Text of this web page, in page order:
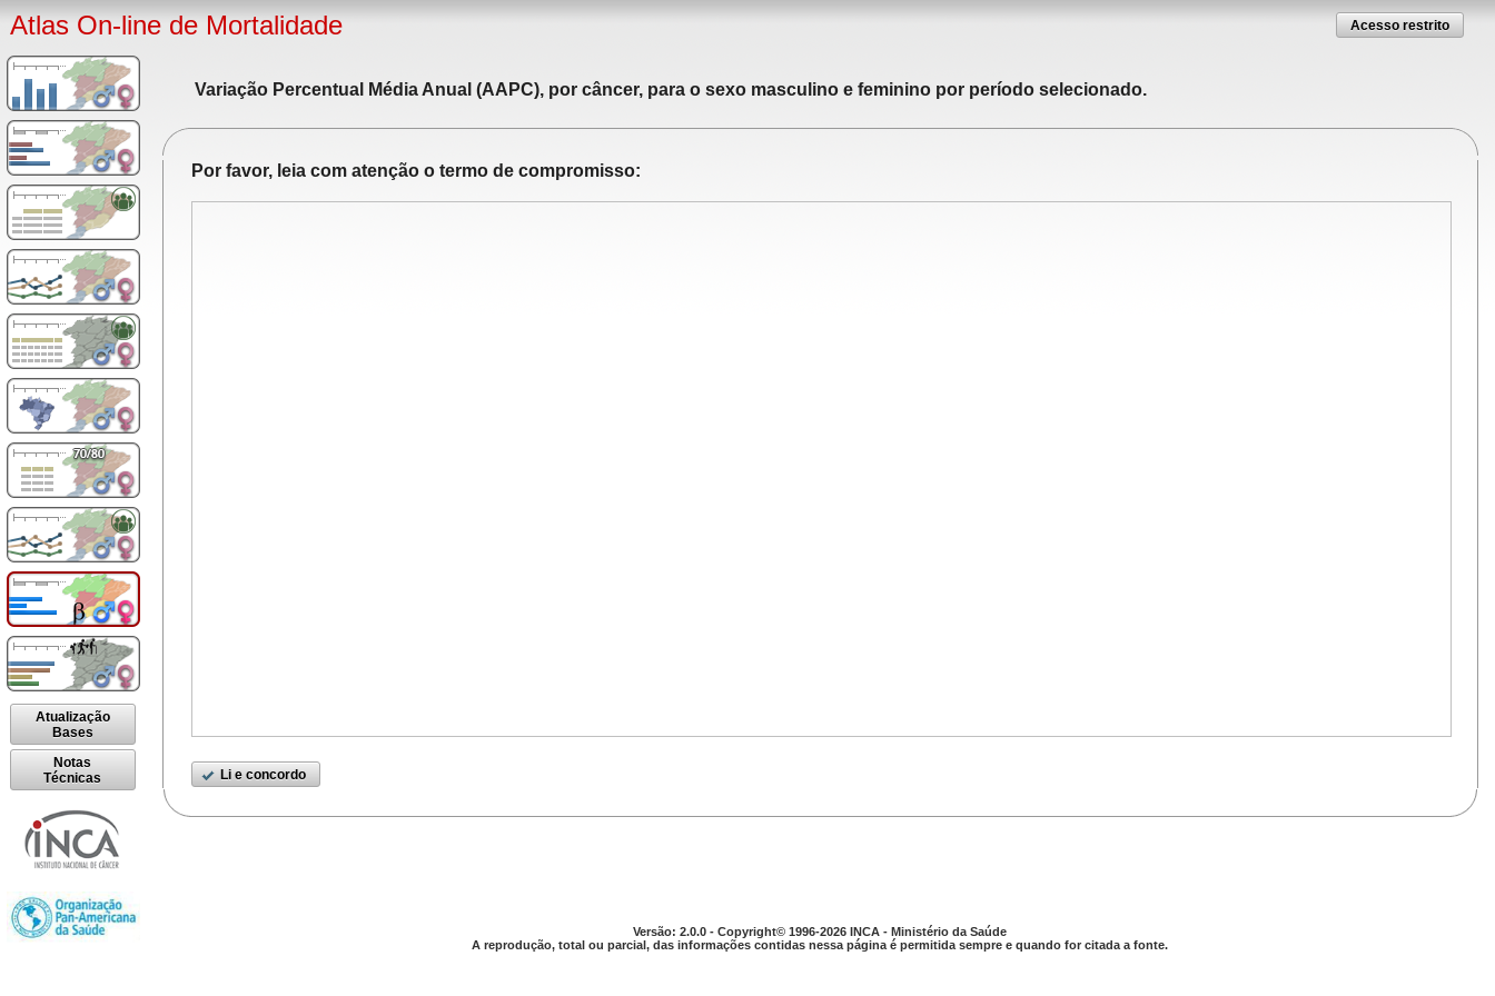
Atlas On-line de Mortalidade Acesso restrito
Atualização
Bases
Notas
Técnicas
Variação Percentual Média Anual (AAPC), por câncer, para o sexo masculino e feminino por período selecionado.
Por favor, leia com atenção o termo de compromisso:
Li e concordo
Versão: 2.0.0 - Copyright© 1996-2026 INCA - Ministério da Saúde
A reprodução, total ou parcial, das informações contidas nessa página é permitida sempre e quando for citada a fonte.